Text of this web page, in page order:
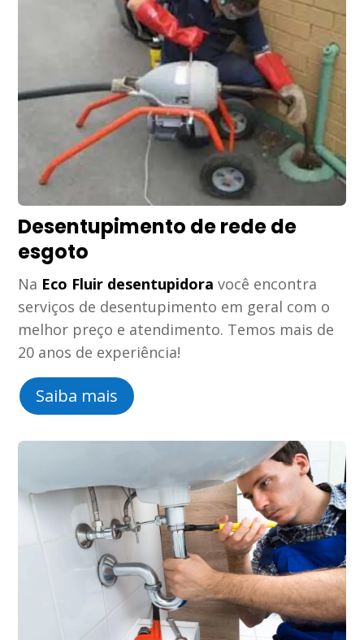
Desentupimento de rede de
esgoto
Na Eco Fluir desentupidora você encontra
serviços de desentupimento em geral com o
melhor preço e atendimento. Temos mais de
20 anos de experiência!
Saiba mais